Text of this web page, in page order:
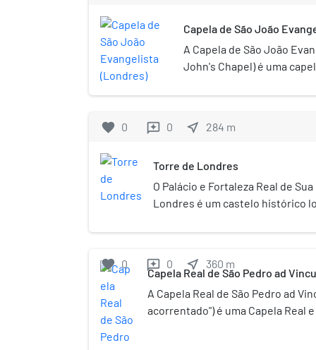
Vitória pediu informações sobre o
execuções tiveram lugar e mandou
granito para marcar o sítio. No
a localização está correta porque
noutro local da Torre de Londres.
Capela de São João
A Capela de São João
John's Chapel) é uma
de Londres.
favorite 0 reviews 0 near_me 284 m
Torre de Londres
O Palácio e Fortaleza Real de
Londres é um castelo histórico
Tâmisa. Foi fundado por volta do
Branca em seu centro foi
em 1078, sendo considerada
como um símbolo de opressão
governante. O castelo foi
favorite 0 reviews 0 near_me 360 m
Capela Real de São Pedro ad
A Capela Real de São Pedro ad
acorrentado") é uma Capela Real